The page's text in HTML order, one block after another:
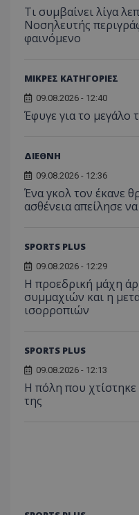
Τι συμβαίνει λίγα
Νοσηλευτής
φαινόμενο
ΜΙΚΡΕΣ ΚΑΤΗΓΟΡΙΕΣ
09.08.2026 - 12:40
Έφυγε για το μεγάλο
ΔΙΕΘΝΗ
09.08.2026 - 12:36
Ένα γκολ τον έκανε
ασθένεια απείλησε
SPORTS PLUS
09.08.2026 - 12:29
Η προεδρική μάχη
συμμαχιών και η
ισορροπιών
SPORTS PLUS
09.08.2026 - 12:13
Η πόλη που χτίστηκε
της